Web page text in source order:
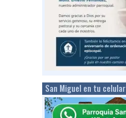
San Miguel en tu celular